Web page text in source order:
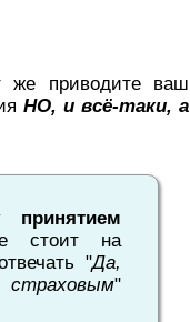
же приводите ваш
НО, и всё-таки, а
принятием
стоит на
"Да,
страховым"